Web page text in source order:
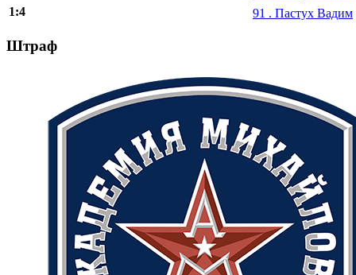
1:4
91 . Пастух Вадим
Штраф